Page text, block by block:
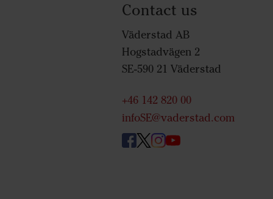
Contact us
Väderstad AB
Hogstadvägen 2
SE-590 21 Väderstad
+46 142 820 00
infoSE@vaderstad.com